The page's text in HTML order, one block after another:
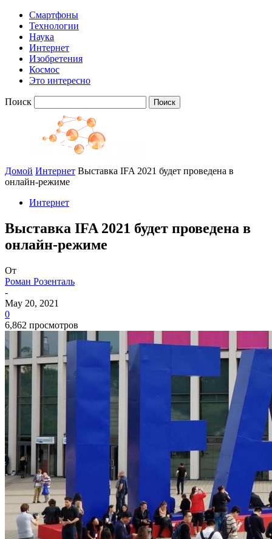
Смартфоны
Технологии
Наука
Интернет
Изобретения
Космос
Это интересно
Поиск
Домой Интернет Выставка IFA 2021 будет проведена в
онлайн-режиме
Интернет
Выставка IFA 2021 будет проведена в
онлайн-режиме
От
Роман Розенталь
-
May 20, 2021
0
6,862 просмотров